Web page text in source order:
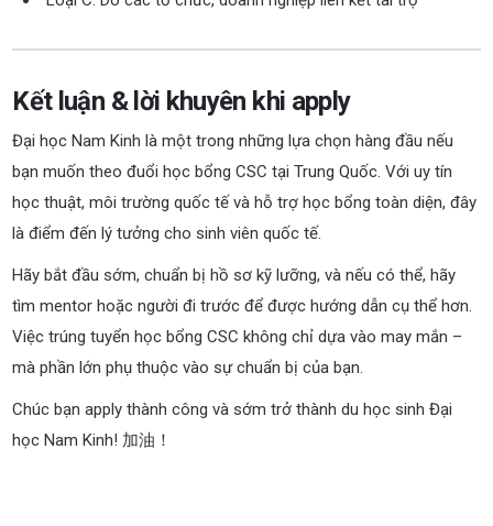
Kết luận & lời khuyên khi apply
Đại học Nam Kinh là một trong những lựa chọn hàng đầu nếu
bạn muốn theo đuổi học bổng CSC tại Trung Quốc. Với uy tín
học thuật, môi trường quốc tế và hỗ trợ học bổng toàn diện, đây
là điểm đến lý tưởng cho sinh viên quốc tế.
Hãy bắt đầu sớm, chuẩn bị hồ sơ kỹ lưỡng, và nếu có thể, hãy
tìm mentor hoặc người đi trước để được hướng dẫn cụ thể hơn.
Việc trúng tuyển học bổng CSC không chỉ dựa vào may mắn –
mà phần lớn phụ thuộc vào sự chuẩn bị của bạn.
Chúc bạn apply thành công và sớm trở thành du học sinh Đại
học Nam Kinh! 加油！